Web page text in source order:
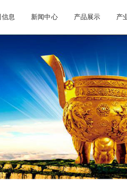
信息 新闻中心 产品展示 产